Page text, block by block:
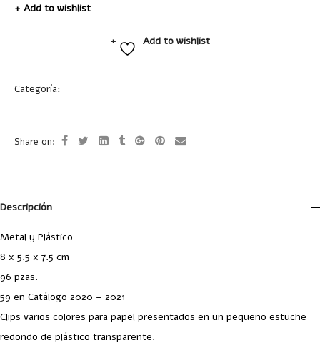
Add to wishlist
Add to wishlist
Categoría:
Share on:
Descripción
Metal y Plástico
8 x 5.5 x 7.5 cm
96 pzas.
59 en Catálogo 2020 – 2021
Clips varios colores para papel presentados en un pequeño estuche
redondo de plástico transparente.